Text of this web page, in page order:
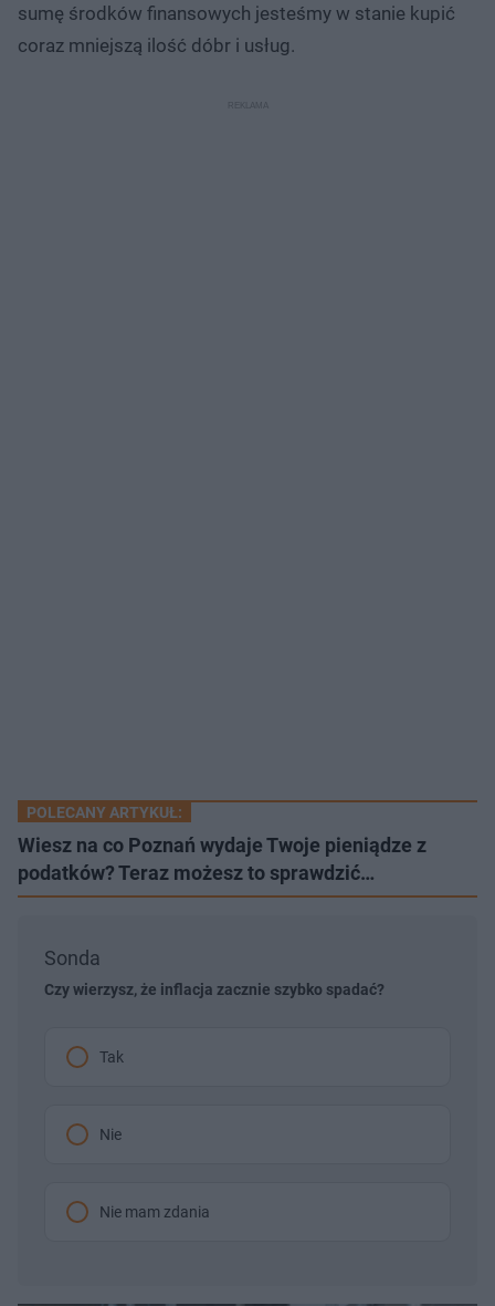
sumę środków finansowych jesteśmy w stanie kupić
coraz mniejszą ilość dóbr i usług.
POLECANY ARTYKUŁ:
Wiesz na co Poznań wydaje Twoje pieniądze z
podatków? Teraz możesz to sprawdzić…
Sonda
Czy wierzysz, że inflacja zacznie szybko spadać?
Tak
Nie
Nie mam zdania